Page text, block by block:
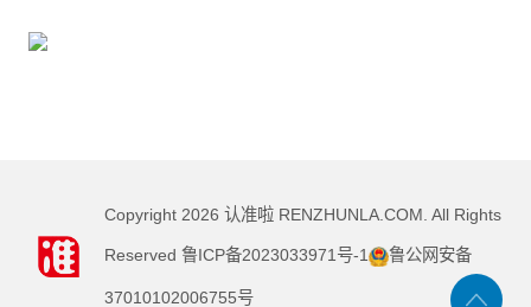
Copyright 2026 认准啦 RENZHUNLA.COM. All Rights
Reserved 鲁ICP备2023033971号-1 鲁公网安备
37010102006755号